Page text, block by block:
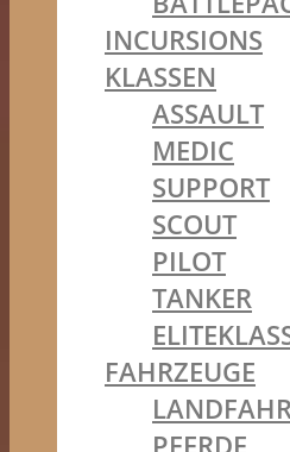
INCURSIONS
KLASSEN
ASSAULT
MEDIC
SUPPORT
SCOUT
PILOT
TANKER
FAHRZEUGE